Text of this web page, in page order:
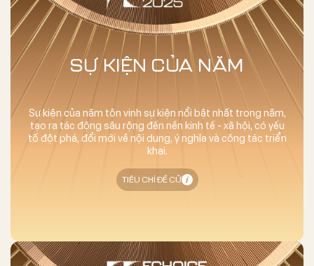
SỰ KIỆN CỦA NĂM
Sự kiện của năm tôn vinh sự kiện nổi bật nhất trong năm,
tạo ra tác động sâu rộng đến nền kinh tế - xã hội, có yếu
tố đột phá, đổi mới về nội dung, ý nghĩa và công tác triển
khai.
TIÊU CHÍ ĐỀ CỬ